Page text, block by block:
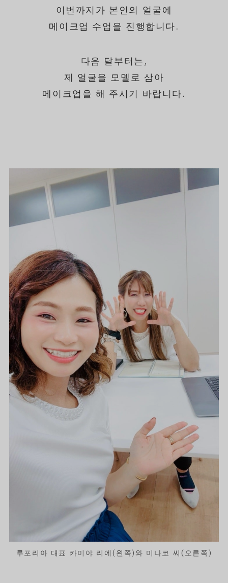
이번까지가 본인의 얼굴에
메이크업 수업을 진행합니다.
다음 달부터는,
제 얼굴을 모델로 삼아
메이크업을 해 주시기 바랍니다.
루포리아 대표 카미야 리에(왼쪽)와 미나코 씨(오른쪽)